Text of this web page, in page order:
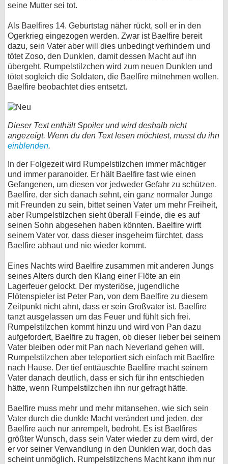
seine Mutter sei tot.
Als Baelfires 14. Geburtstag näher rückt, soll er in den
Ogerkrieg eingezogen werden. Zwar ist Baelfire bereit
dazu, sein Vater aber will dies unbedingt verhindern und
tötet Zoso, den Dunklen, damit dessen Macht auf ihn
übergeht. Rumpelstilzchen wird zum neuen Dunklen und
tötet sogleich die Soldaten, die Baelfire mitnehmen wollen.
Baelfire beobachtet dies entsetzt.
Dieser Text enthält Spoiler und wird deshalb nicht
angezeigt. Wenn du den Text lesen möchtest, musst du ihn
einblenden.
In der Folgezeit wird Rumpelstilzchen immer mächtiger
und immer paranoider. Er hält Baelfire fast wie einen
Gefangenen, um diesen vor jedweder Gefahr zu schützen.
Baelfire, der sich danach sehnt, ein ganz normaler Junge
mit Freunden zu sein, bittet seinen Vater um mehr Freiheit,
aber Rumpelstilzchen sieht überall Feinde, die es auf
seinen Sohn abgesehen haben könnten. Baelfire wirft
seinem Vater vor, dass dieser insgeheim fürchtet, dass
Baelfire abhaut und nie wieder kommt.
Eines Nachts wird Baelfire zusammen mit anderen Jungs
seines Alters durch den Klang einer Flöte an ein
Lagerfeuer gelockt. Der mysteriöse, jugendliche
Flötenspieler ist Peter Pan, von dem Baelfire zu diesem
Zeitpunkt nicht ahnt, dass er sein Großvater ist. Baelfire
tanzt ausgelassen um das Feuer und fühlt sich frei.
Rumpelstilzchen kommt hinzu und wird von Pan dazu
aufgefordert, Baelfire zu fragen, ob dieser lieber bei seinem
Vater bleiben oder mit Pan nach Neverland gehen will.
Rumpelstilzchen aber teleportiert sich einfach mit Baelfire
nach Hause. Der tief enttäuschte Baelfire macht seinem
Vater danach deutlich, dass er sich für ihn entschieden
hätte, wenn Rumpelstilzchen ihn nur gefragt hätte.
Baelfire muss mehr und mehr mitansehen, wie sich sein
Vater durch die dunkle Macht verändert und jeden, der
Baelfire auch nur anrempelt, bedroht. Es ist Baelfires
größter Wunsch, dass sein Vater wieder zu dem wird, der
er vor seiner Verwandlung in den Dunklen war, doch das
scheint unmöglich. Rumpelstilzchens Macht kann ihm nur